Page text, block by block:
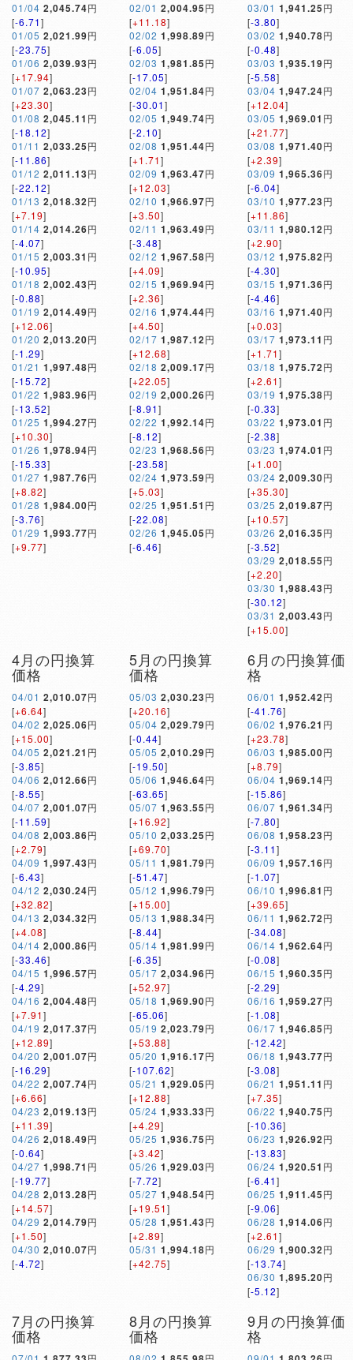
01/04 2,045.74円
[-6.71]
01/05 2,021.99円
[-23.75]
01/06 2,039.93円
[+17.94]
01/07 2,063.23円
[+23.30]
01/08 2,045.11 円
[-18.12]
01/11 2,033.25円
[-11.86]
01/12 2,011.13円
[-22.12]
01/13 2,018.32円
[+7.19]
01/14 2,014.26円
[-4.07]
01/15 2,003.31 円
[-10.95]
01/18 2,002.43円
[-0.88]
01/19 2,014.49円
[+12.06]
01/20 2,013.20円
[-1.29]
01/21 1,997.48円
[-15.72]
01/22 1,983.96円
[-13.52]
01/25 1,994.27円
[+10.30]
01/26 1,978.94円
[-15.33]
01/27 1,987.76円
[+8.82]
01/28 1,984.00円
[-3.76]
01/29 1,993.77円
[+9.77]
02/01 2,004.95円
[+11.18]
02/02 1,998.89円
[-6.05]
02/03 1,981.85円
[-17.05]
02/04 1,951.84円
[-30.01]
02/05 1,949.74円
[-2.10]
02/08 1,951.44円
[+1.71]
02/09 1,963.47円
[+12.03]
02/10 1,966.97円
[+3.50]
02/11 1,963.49円
[-3.48]
02/12 1,967.58円
[+4.09]
02/15 1,969.94円
[+2.36]
02/16 1,974.44円
[+4.50]
02/17 1,987.12円
[+12.68]
02/18 2,009.17円
[+22.05]
02/19 2,000.26円
[-8.91]
02/22 1,992.14円
[-8.12]
02/23 1,968.56円
[-23.58]
02/24 1,973.59円
[+5.03]
02/25 1,951.51 円
[-22.08]
02/26 1,945.05円
[-6.46]
03/01 1,941.25円
[-3.80]
03/02 1,940.78円
[-0.48]
03/03 1,935.19円
[-5.58]
03/04 1,947.24円
[+12.04]
03/05 1,969.01 円
[+21.77]
03/08 1,971.40円
[+2.39]
03/09 1,965.36円
[-6.04]
03/10 1,977.23円
[+11.86]
03/11 1,980.12円
[+2.90]
03/12 1,975.82円
[-4.30]
03/15 1,971.36円
[-4.46]
03/16 1,971.40円
[+0.03]
03/17 1,973.11 円
[+1.71]
03/18 1,975.72円
[+2.61]
03/19 1,975.38円
[-0.33]
03/22 1,973.01 円
[-2.38]
03/23 1,974.01 円
[+1.00]
03/24 2,009.30円
[+35.30]
03/25 2,019.87円
[+10.57]
03/26 2,016.35円
[-3.52]
03/29 2,018.55円
[+2.20]
03/30 1,988.43円
[-30.12]
03/31 2,003.43円
[+15.00]
4月の円換算
価格
04/01 2,010.07円
[+6.64]
04/02 2,025.06円
[+15.00]
04/05 2,021.21 円
[-3.85]
04/06 2,012.66円
[-8.55]
04/07 2,001.07円
[-11.59]
04/08 2,003.86円
[+2.79]
04/09 1,997.43円
[-6.43]
04/12 2,030.24円
[+32.82]
04/13 2,034.32円
[+4.08]
04/14 2,000.86円
[-33.46]
04/15 1,996.57円
[-4.29]
04/16 2,004.48円
[+7.91]
04/19 2,017.37円
[+12.89]
04/20 2,001.07円
[-16.29]
04/22 2,007.74円
[+6.66]
04/23 2,019.13円
[+11.39]
04/26 2,018.49円
[-0.64]
04/27 1,998.71 円
[-19.77]
04/28 2,013.28円
[+14.57]
04/29 2,014.79円
[+1.50]
04/30 2,010.07円
[-4.72]
5月の円換算
価格
05/03 2,030.23円
[+20.16]
05/04 2,029.79円
[-0.44]
05/05 2,010.29円
[-19.50]
05/06 1,946.64円
[-63.65]
05/07 1,963.55円
[+16.92]
05/10 2,033.25円
[+69.70]
05/11 1,981.79円
[-51.47]
05/12 1,996.79円
[+15.00]
05/13 1,988.34円
[-8.44]
05/14 1,981.99円
[-6.35]
05/17 2,034.96円
[+52.97]
05/18 1,969.90円
[-65.06]
05/19 2,023.79円
[+53.88]
05/20 1,916.17円
[-107.62]
05/21 1,929.05円
[+12.88]
05/24 1,933.33円
[+4.29]
05/25 1,936.75円
[+3.42]
05/26 1,929.03円
[-7.72]
05/27 1,948.54円
[+19.51]
05/28 1,951.43円
[+2.89]
05/31 1,994.18円
[+42.75]
6月の円換算価
格
06/01 1,952.42円
[-41.76]
06/02 1,976.21 円
[+23.78]
06/03 1,985.00円
[+8.79]
06/04 1,969.14円
[-15.86]
06/07 1,961.34円
[-7.80]
06/08 1,958.23円
[-3.11]
06/09 1,957.16円
[-1.07]
06/10 1,996.81 円
[+39.65]
06/11 1,962.72円
[-34.08]
06/14 1,962.64円
[-0.08]
06/15 1,960.35円
[-2.29]
06/16 1,959.27円
[-1.08]
06/17 1,946.85円
[-12.42]
06/18 1,943.77円
[-3.08]
06/21 1,951.11 円
[+7.35]
06/22 1,940.75円
[-10.36]
06/23 1,926.92円
[-13.83]
06/24 1,920.51 円
[-6.41]
06/25 1,911.45円
[-9.06]
06/28 1,914.06円
[+2.61]
06/29 1,900.32円
[-13.74]
06/30 1,895.20円
[-5.12]
7月の円換算
価格
8月の円換算
価格
9月の円換算価
格